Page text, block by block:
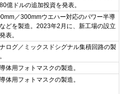
億ドルの追加投資を発表。
／300mmウエハー対応のパワー半導
どを製造。2023年2月に、新工場の設立
表。
ログ／ミックスドシグナル集積回路の製
体用フォトマスクの製造。
体用フォトマスクの製造。